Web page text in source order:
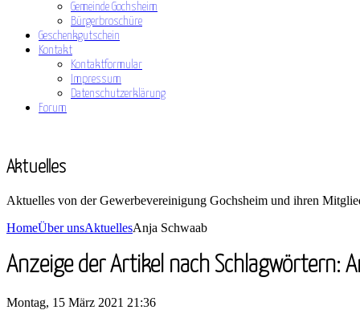
Gemeinde Gochsheim
Bürgerbroschüre
Geschenkgutschein
Kontakt
Kontaktformular
Impressum
Datenschutzerklärung
Forum
Aktuelles
Aktuelles von der Gewerbevereinigung Gochsheim und ihren
HomeÜber unsAktuellesAnja Schwaab
Anzeige der Artikel nach Schlagwörtern:
Montag, 15 März 2021 21:36